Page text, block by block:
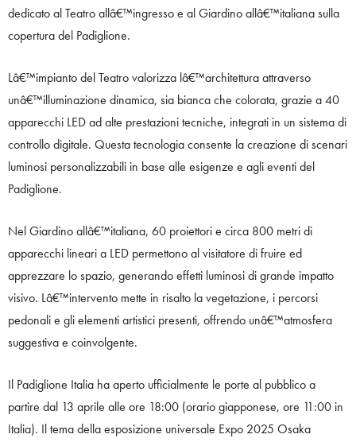
dedicato al Teatro allâ€™ingresso e al Giardino allâ€™italiana sulla
copertura del Padiglione.
Lâ€™impianto del Teatro valorizza lâ€™architettura attraverso
unâ€™illuminazione dinamica, sia bianca che colorata, grazie a 40
apparecchi LED ad alte prestazioni tecniche, integrati in un sistema di
controllo digitale. Questa tecnologia consente la creazione di scenari
luminosi personalizzabili in base alle esigenze e agli eventi del
Padiglione.
Nel Giardino allâ€™italiana, 60 proiettori e circa 800 metri di
apparecchi lineari a LED permettono al visitatore di fruire ed
apprezzare lo spazio, generando effetti luminosi di grande impatto
visivo. Lâ€™intervento mette in risalto la vegetazione, i percorsi
pedonali e gli elementi artistici presenti, offrendo unâ€™atmosfera
suggestiva e coinvolgente.
Il Padiglione Italia ha aperto ufficialmente le porte al pubblico a
partire dal 13 aprile alle ore 18:00 (orario giapponese, ore 11:00 in
Italia). Il tema della esposizione universale Expo 2025 Osaka